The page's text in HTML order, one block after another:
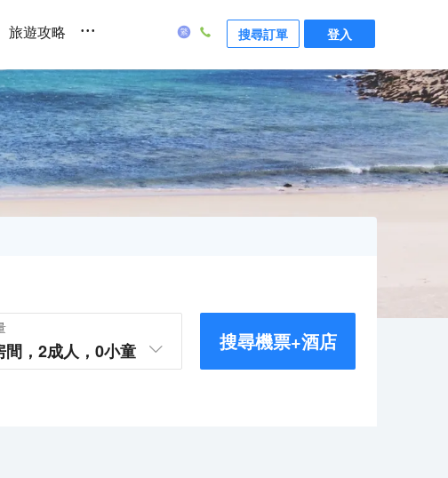
旅遊攻略 ... 搜尋訂單 登入
， 2成人， 0小童 搜尋機票+酒店